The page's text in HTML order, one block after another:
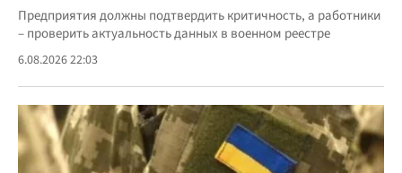
Предприятия должны подтвердить критичность, а работники
– проверить актуальность данных в военном реестре
6.08.2026 22:03